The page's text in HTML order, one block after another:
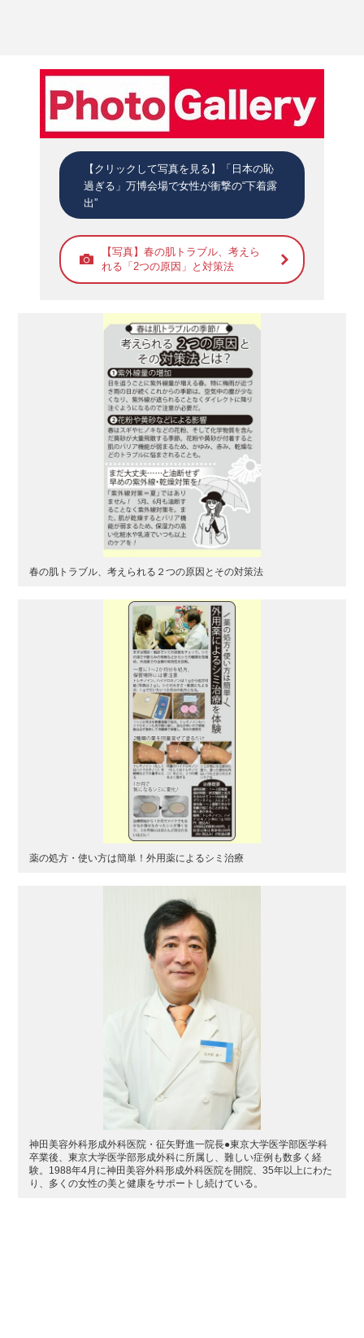
【クリックして写真を見る】「日本の恥
過ぎる」万博会場で女性が衝撃の“下着露
出”
【写真】春の肌トラブル、考えら
れる「2つの原因」と対策法
春の肌トラブル、考えられる２つの原因とその対策法
薬の処方・使い方は簡単！外用薬によるシミ治療
神田美容外科形成外科医院・征矢野進一院長●東京大学医学部医学科
卒業後、東京大学医学部形成外科に所属し、難しい症例も数多く経
験。1988年4月に神田美容外科形成外科医院を開院、35年以上にわた
り、多くの女性の美と健康をサポートし続けている。